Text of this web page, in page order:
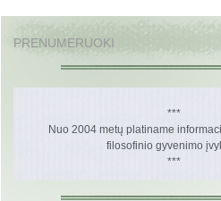
PRENUMERUOKI
***
Nuo 2004 metų platiname
filosofinio gyvenimo
***